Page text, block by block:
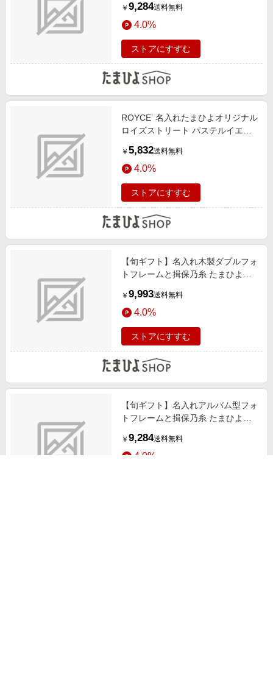
￥ 9,284送料無料
4.0%
ストアにすすむ
ROYCE’ 名入れたまひよオリジナル
ロイズストリート パステルイエロ
￥ 5,832送料無料
4.0%
ストアにすすむ
【旬ギフト】名入れ木製ダブルフォ
トフレームと揖保乃糸 たまひよオ
￥ 9,993送料無料
4.0%
ストアにすすむ
【旬ギフト】名入れアルバム型フォ
トフレームと揖保乃糸 たまひよオ
￥ 9,284送料無料
4.0%